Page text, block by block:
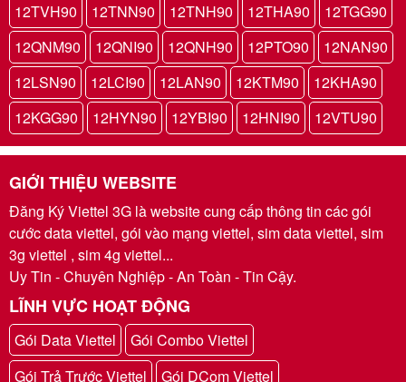
12TVH90
12TNN90 12TNH90 12THA90
12TGG90
12QNM90
12QNI90 12QNH90 12PTO90
12NAN90
12LSN90
12LCI90 12LAN90 12KTM90
12KHA90
12KGG90
12HYN90 12YBI90 12HNI90 12VTU90
GIỚI THIỆU WEBSITE
Đăng Ký Viettel 3G là website cung cấp thông tin các gói
cước data viettel, gói vào mạng viettel, sim data viettel, sim
3g viettel , sim 4g viettel...
Uy Tin - Chuyên Nghiệp - An Toàn - Tin Cậy.
LĨNH VỰC HOẠT ĐỘNG
Gói Data Viettel
Gói Combo Viettel
Gói Trả Trước Viettel
Gói DCom Viettel